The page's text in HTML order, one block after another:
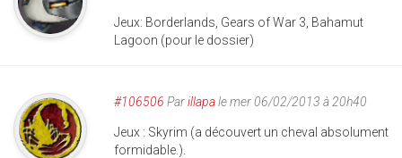
Jeux: Borderlands, Gears of War 3, Bahamut
Lagoon (pour le dossier)
#106506 Parillapale mer 06/02/2013 à 20h40
Jeux : Skyrim (a découvert un cheval absolument
formidable.).